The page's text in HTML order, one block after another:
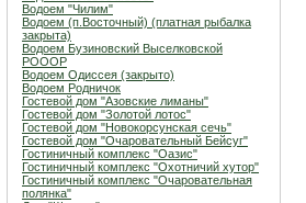
Водоем "Чилим"
Водоем (п.Восточный) (платная рыбалка
закрыта)
Водоем Бузиновский Выселковской
РОООР
Водоем Одиссея (закрыто)
Водоем Родничок
Гостевой дом "Азовские лиманы"
Гостевой дом "Золотой лотос"
Гостевой дом "Новокорсунская сечь"
Гостевой дом "Очаровательный Бейсуг"
Гостиничный комплекс "Оазис"
Гостиничный комплекс "Охотничий хутор"
Гостиничный комплекс "Очаровательная
полянка"